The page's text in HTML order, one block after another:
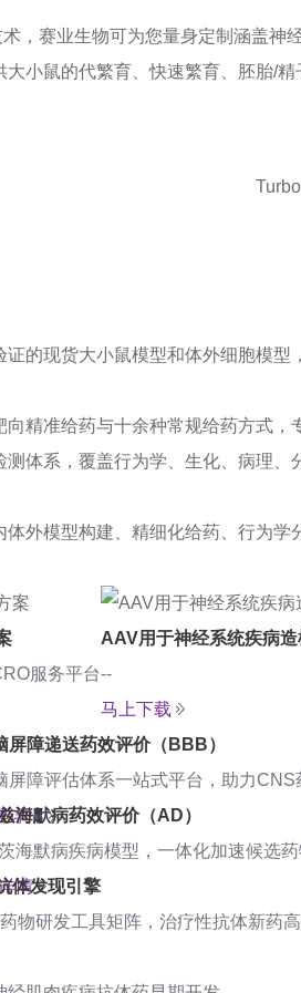
，赛业生物可为您量身定制涵盖
小鼠的代繁育、快速繁育、胚胎/
证的现货大小鼠模型和体外细胞模
向精准给药与十余种常规给药方式，
测体系，覆盖行为学、生化、病理
体外模型构建、精细化给药、行为学
服务平台
AAV用于神经系统疾病
--
马上下载
屏障递送药效评价（BBB）
屏障评估体系一站式平台，助力CNS
详情
海默病药效评价（AD）
海默病疾病模型，一体化加速候选药
情
体发现引擎
物研发工具矩阵，治疗性抗体新药高